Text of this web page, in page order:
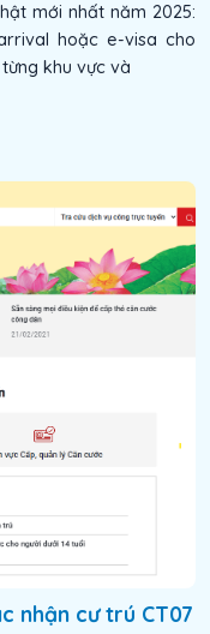
mới nhất năm 2025:
hoặc e-visa cho
khu vực và
nhận cư trú CT07